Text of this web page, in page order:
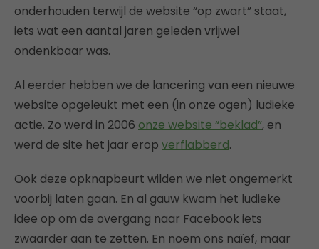
onderhouden terwijl de website “op zwart” staat,
iets wat een aantal jaren geleden vrijwel
ondenkbaar was.
Al eerder hebben we de lancering van een nieuwe
website opgeleukt met een (in onze ogen) ludieke
actie. Zo werd in 2006 onze website “beklad”, en
werd de site het jaar erop verflabberd.
Ook deze opknapbeurt wilden we niet ongemerkt
voorbij laten gaan. En al gauw kwam het ludieke
idee op om de overgang naar Facebook iets
zwaarder aan te zetten. En noem ons naïef, maar